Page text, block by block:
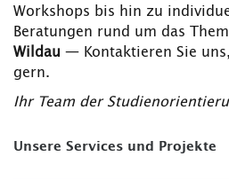
Workshops bis hin zu
Beratungen rund um das
Wildau — Kontaktieren Sie
gern.
Ihr Team der
Unsere Services und Projekte